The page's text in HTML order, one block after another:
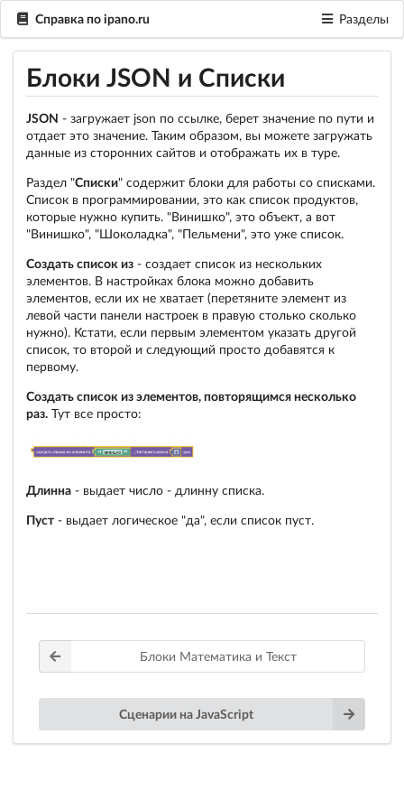
Справка по ipano.ru Разделы
Блоки JSON и Списки
JSON - загружает json по ссылке, берет значение по пути и
отдает это значение. Таким образом, вы можете загружать
данные из сторонних сайтов и отображать их в туре.
Раздел "Списки" содержит блоки для работы со списками.
Список в программировании, это как список продуктов,
которые нужно купить. "Винишко", это объект, а вот
"Винишко", "Шоколадка", "Пельмени", это уже список.
Создать список из - создает список из нескольких
элементов. В настройках блока можно добавить
элементов, если их не хватает (перетяните элемент из
левой части панели настроек в правую столько сколько
нужно). Кстати, если первым элементом указать другой
список, то второй и следующий просто добавятся к
первому.
Создать список из элементов, повторящимся несколько
раз. Тут все просто:
Длинна - выдает число - длинну списка.
Пуст - выдает логическое "да", если список пуст.
Блоки Математика и Текст
Сценарии на JavaScript